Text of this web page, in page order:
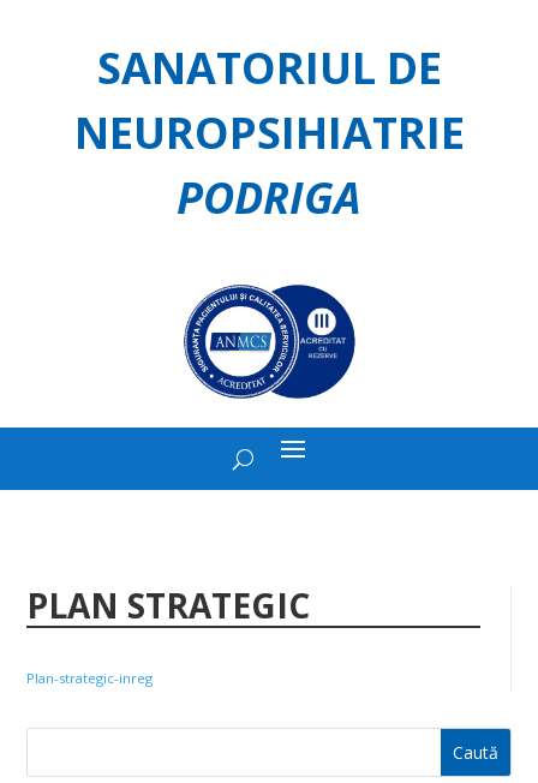
SANATORIUL DE
NEUROPSIHIATRIE
PODRIGA
PLAN STRATEGIC
Plan-strategic-inreg